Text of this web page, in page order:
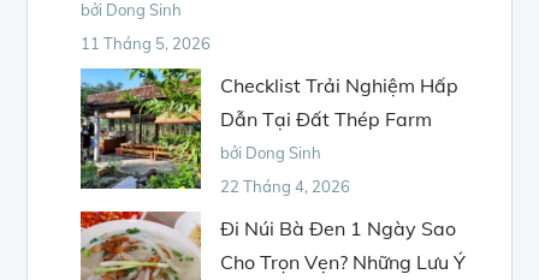
bởi Dong Sinh
11 Tháng 5, 2026
Checklist Trải Nghiệm Hấp
Dẫn Tại Đất Thép Farm
bởi Dong Sinh
22 Tháng 4, 2026
Đi Núi Bà Đen 1 Ngày Sao
Cho Trọn Vẹn? Những Lưu Ý